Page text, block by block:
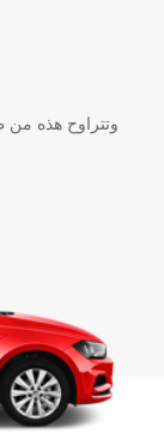
وتتراوح هذه من